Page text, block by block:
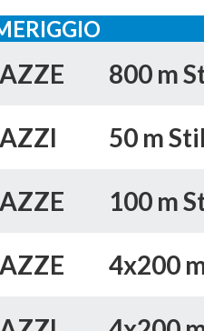
800 m
50 m
100 m
4x200